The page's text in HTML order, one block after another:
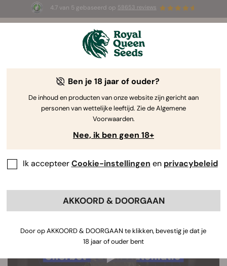
4.7 van 5 gebaseerd op 58653 reviews
☀️ Summer Sales: tot wel 50% korting
op geselecteerde producten! ⏤
De Kweekgids Voor Cannabis door Royal Queen Seeds
Grow Guide Zoekmachine
Kweekverslag Sherbet Queen
Automatic
Ben je 18 jaar of ouder?
De inhoud en producten van onze website zijn gericht aan
personen van wettelijke leeftijd. Zie de Algemene
Voorwaarden.
Nee, ik ben geen 18+
Ik accepteerCookie-instellingen en privacybeleid
AKKOORD & DOORGAAN
Door op AKKOORD & DOORGAAN te klikken, bevestig je dat je
18 jaar of ouder bent